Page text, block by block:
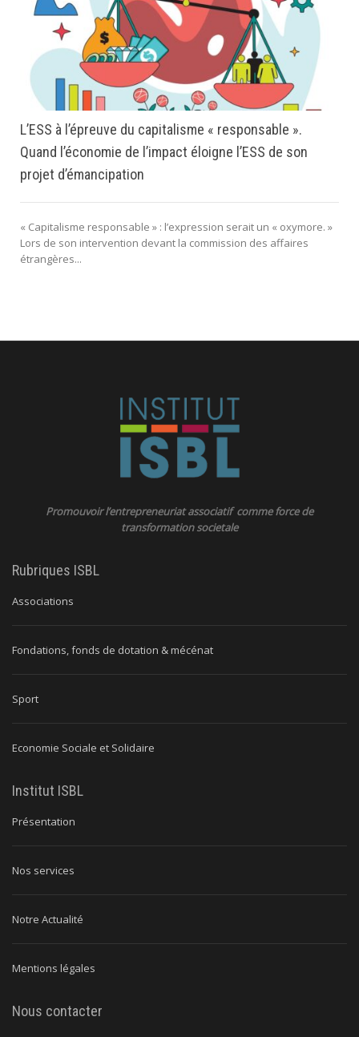
L’ESS à l’épreuve du capitalisme « responsable ».
Quand l’économie de l’impact éloigne l’ESS de son
projet d’émancipation
« Capitalisme responsable » : l’expression serait un « oxymore. »
Lors de son intervention devant la commission des affaires
étrangères...
Promouvoir l’entrepreneuriat associatif comme force de
transformation societale
Rubriques ISBL
Associations
Fondations, fonds de dotation & mécénat
Sport
Economie Sociale et Solidaire
Institut ISBL
Présentation
Nos services
Notre Actualité
Mentions légales
Nous contacter